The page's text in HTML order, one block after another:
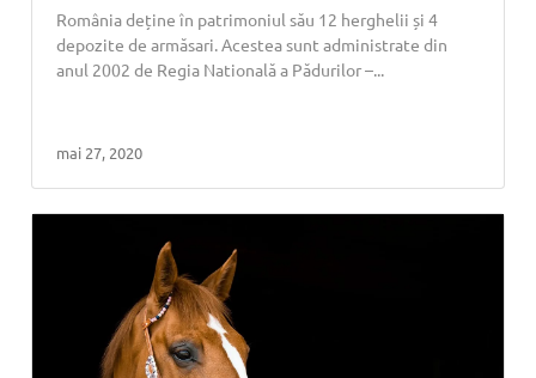
România deține în patrimoniul său 12 herghelii și 4
depozite de armăsari. Acestea sunt administrate din
anul 2002 de Regia Natională a Pădurilor –...
mai 27, 2020